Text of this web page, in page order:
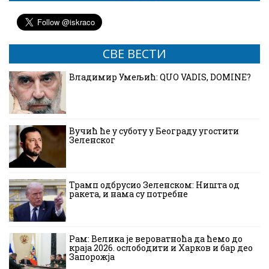
СВЕ ВЕСТИ
Владимир Умељић: QUO VADIS, DOMINE?
Вучић ће у суботу у Београду угостити
Зеленског
Трамп одбрусио Зеленском: Ништа од
ракета, и нама су потребне
Рам: Велика је вероватноћа да ћемо до
краја 2026. ослободити и Харков и бар део
Запорожја